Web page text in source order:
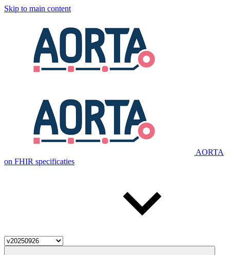
Skip to main content
AORTA
on FHIR specificaties